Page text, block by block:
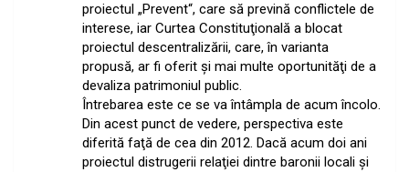
proiectul „Prevent“, care să prevină conflictele de
interese, iar Curtea Constituţională a blocat
proiectul descentralizării, care, în varianta
propusă, ar fi oferit şi mai multe oportunităţi de a
devaliza patrimoniul public.
Întrebarea este ce se va întâmpla de acum încolo.
Din acest punct de vedere, perspectiva este
diferită faţă de cea din 2012. Dacă acum doi ani
proiectul distrugerii relaţiei dintre baronii locali şi